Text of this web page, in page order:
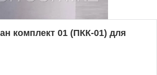
комплект 01 (ПКК-01) для